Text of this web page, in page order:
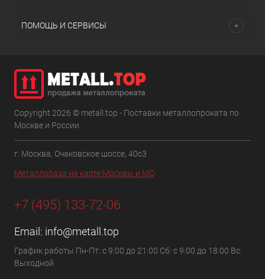
ПОМОЩЬ И СЕРВИСЫ
Copyright 2026 © metall.top - Поставки металлопроката по
Москве и России
г. Москва, Очаковское шоссе, 40с3
Металлобаза на карте Москвы и МО
+7 (495) 133-72-06
Email: info@metall.top
График работы Пн-Пт: с 9:00 до 21:00 Сб: с 9:00 до 18:00 Вс:
Выходной